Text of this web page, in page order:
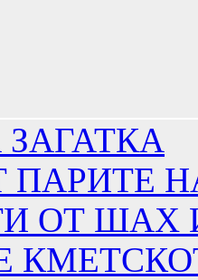
ПАРИТЕ
ОТ ШАХ